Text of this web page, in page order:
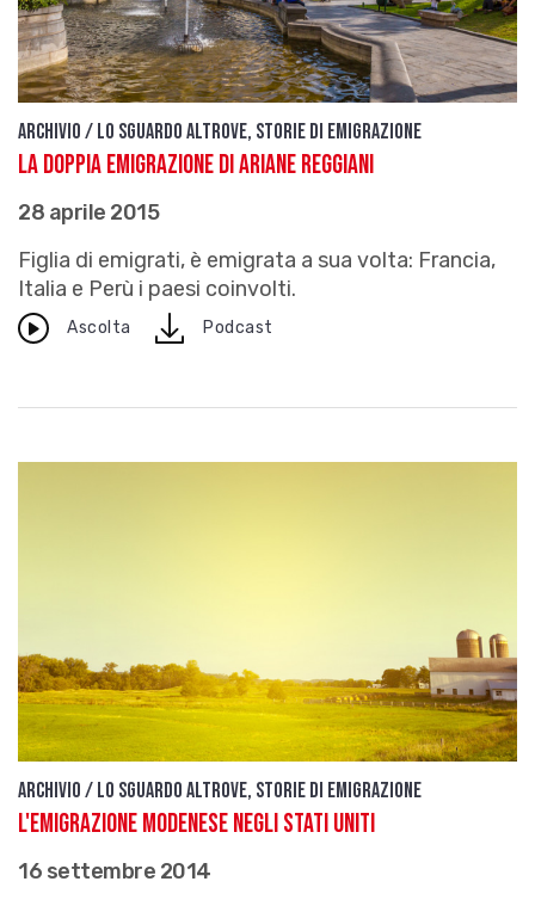
Archivio / Lo sguardo altrove, storie di emigrazione
La doppia emigrazione di Ariane Reggiani
28 aprile 2015
Figlia di emigrati, è emigrata a sua volta: Francia,
Italia e Perù i paesi coinvolti.
Ascolta downloadPodcast
Archivio / Lo sguardo altrove, storie di emigrazione
L'emigrazione modenese negli Stati Uniti
16 settembre 2014